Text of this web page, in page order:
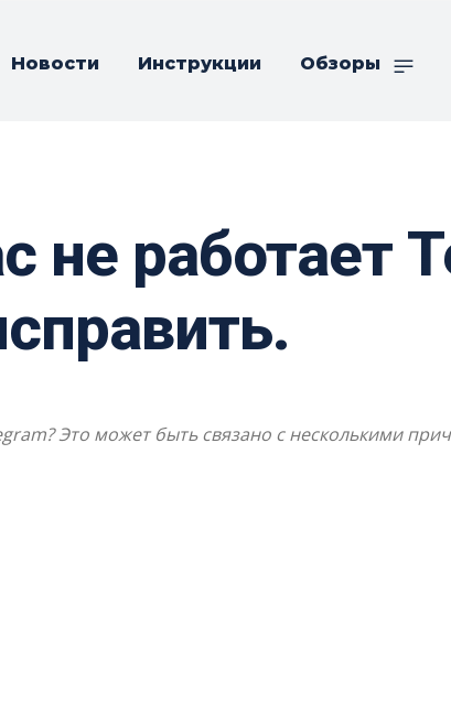
Новости Инструкции Обзоры
не работает
Это может быть связано с несколькими